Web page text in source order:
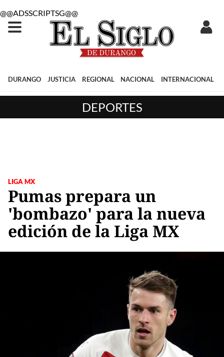
@@ADSSCRIPTSG@@
DURANGO JUSTICIA REGIONAL NACIONAL INTERNACIONAL
DEPORTES
LIGA MX
Pumas prepara un
'bombazo' para la nueva
edición de la Liga MX